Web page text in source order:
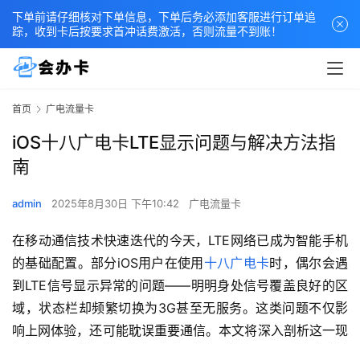
首页 广电流量卡
iOS十八广电卡LTE显示问题与解决方法指
南
admin 2025年8月30日 下午10:42 广电流量卡
在移动通信技术快速迭代的今天，LTE网络已成为智能手机
的基础配置。部分iOS用户在使用 十八广电卡时，偶尔会遇
到LTE信号显示异常的问题——明明身处信号覆盖良好的区
域，状态栏却频繁切换为3G甚至无服务。这类问题不仅影
响上网体验，还可能耽误重要通信。本文将深入剖析这一现
下单前请仔细核对下单信息，下单后务必添加客服进行订单追
踪，收到卡后按要求首冲话费激活，否则流量不到账！